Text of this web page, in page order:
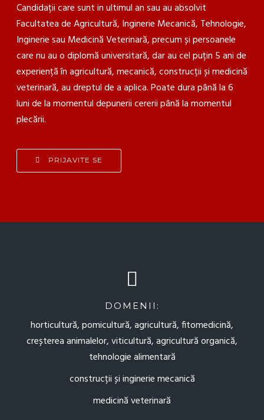
Candidații care sunt in ultimul an sau au absolvit
Facultatea de Agricultură, Inginerie Mecanică, Tehnologie,
Inginerie sau Medicină Veterinară, precum și persoanele
care nu au o diplomă universitară, dar au cel puțin 5 ani de
experiență în agricultură, mecanică, construcții și medicină
veterinară, au dreptul de a aplica. Poate dura până la 6
luni de la momentul depunerii cererii până la momentul
plecării.
PRIJAVITE SE
DOMENII:
horticultură, pomicultură, agricultură, fitomedicină,
creșterea animalelor, viticultură, agricultură organică,
tehnologie alimentară
construcții și inginerie mecanică
medicină veterinară